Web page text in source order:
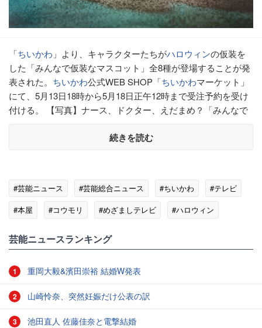
「ちいかわ 」より、キャラクターたちがハロウィンの仮装を
した「みんなで仮装なマスコット」全8種が登場することが発
表された。 ちいかわ公式WEB SHOP「ちいかわマーケット」
にて、5月13日18時から5月18日正午12時まで受注予約を受け
付ける。 【写真】ナース、ドクター、えだまめ？「みんなで
続きを読む
#芸能ニュース #芸能総合ニュース #ちいかわ
#テレビ
#本屋
#コウモリ #めざましテレビ
#ハロウィン
芸能ニュースランキング
1 重岡大毅&濱田崇裕 結婚W発表
2 山崎怜奈、突然妊娠だけ公表の訳
3 池田直人 佐藤佳奈と電撃結婚